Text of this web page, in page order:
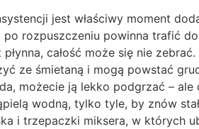
jest właściwy moment
po rozpuszczeniu powinna trafić
całość może się nie
ze śmietaną i mogą powstać
możecie ją lekko podgrzać – ale
wodną, tylko tyle, by znów
i trzepaczki miksera, w których